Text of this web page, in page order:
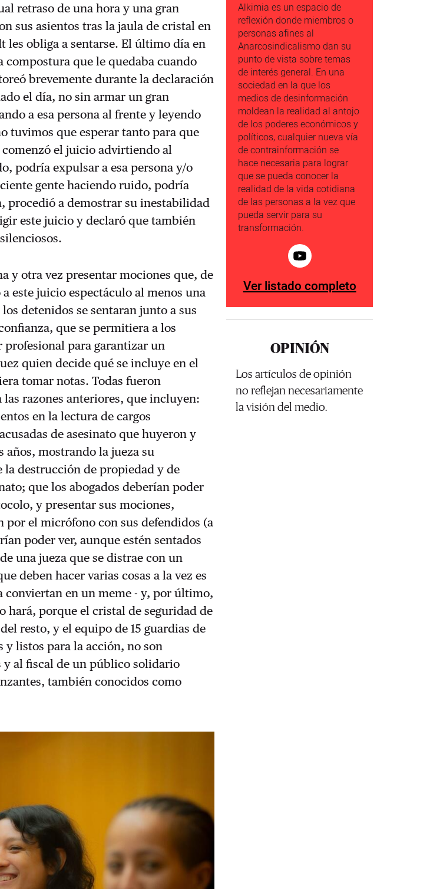
retraso de una hora y una gran
sus asientos tras la jaula de cristal en
les obliga a sentarse. El último día en
que le quedaba cuando
brevemente durante la declaración
el día, no sin armar un gran
a esa persona al frente y leyendo
tuvimos que esperar tanto para que
el juicio advirtiendo al
podría expulsar a esa persona y/o
gente haciendo ruido, podría
procedió a demostrar su inestabilidad
este juicio y declaró que también
y otra vez presentar mociones que, de
este juicio espectáculo al menos una
detenidos se sentaran junto a sus
que se permitiera a los
profesional para garantizar un
quien decide qué se incluye en el
tomar notas. Todas fueron
las razones anteriores, que incluyen:
en la lectura de cargos
de asesinato que huyeron y
años, mostrando la jueza su
destrucción de propiedad y de
que los abogados deberían poder
y presentar sus mociones,
el micrófono con sus defendidos (a
poder ver, aunque estén sentados
una jueza que se distrae con un
deben hacer varias cosas a la vez es
en un meme - y, por último,
hará, porque el cristal de seguridad de
resto, y el equipo de 15 guardias de
y listos para la acción, no son
y al fiscal de un público solidario
también conocidos como
Alkimia es un espacio de
reflexión donde miembros o
personas afines al
Anarcosindicalismo dan su
punto de vista sobre temas
de interés general. En una
sociedad en la que los
medios de desinformación
moldean la realidad al antojo
de los poderes económicos y
políticos, cualquier nueva vía
de contrainformación se
hace necesaria para lograr
que se pueda conocer la
realidad de la vida cotidiana
de las personas a la vez que
pueda servir para su
transformación.
Ver listado completo
OPINIÓN
Los artículos de opinión
no reflejan necesariamente
la visión del medio.